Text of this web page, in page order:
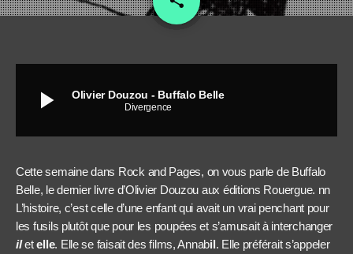
play_arrow Olivier Douzou - Buffalo Belle
Divergence
Cette semaine dans Rock and Pages, on vous parle de Buffalo
Belle, le dernier livre d’Olivier Douzou aux éditions Rouergue. nn
L’histoire, c’est celle d’une enfant qui avait un vrai penchant pour
les fusils plutôt que pour les poupées et s’amusait à interchanger
iletelle. Elle se faisait des films, Annabil. Elle préférait s’appeler